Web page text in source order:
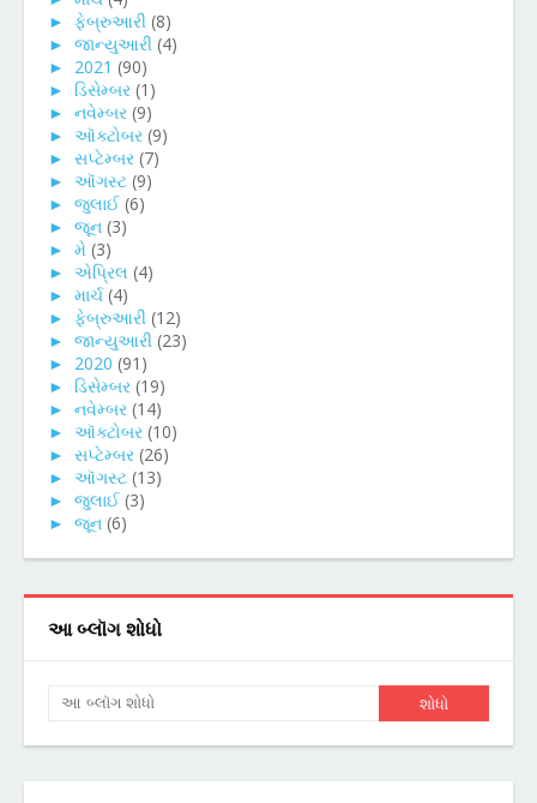
► ફેબ્રુઆરી (8)
► જાન્યુઆરી (4)
► 2021 (90)
► ડિસેમ્બર (1)
► નવેમ્બર (9)
► ઑક્ટોબર (9)
► સપ્ટેમ્બર (7)
► ઑગસ્ટ (9)
► જુલાઈ (6)
► જૂન (3)
► મે (3)
► એપ્રિલ (4)
► માર્ચ (4)
► ફેબ્રુઆરી (12)
► જાન્યુઆરી (23)
► 2020 (91)
► ડિસેમ્બર (19)
► નવેમ્બર (14)
► ઑક્ટોબર (10)
► સપ્ટેમ્બર (26)
► ઑગસ્ટ (13)
► જુલાઈ (3)
► જૂન (6)
આ બ્લૉગ શોધો